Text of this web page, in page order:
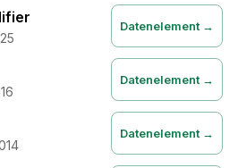
Datenelement →
Datenelement →
Datenelement →